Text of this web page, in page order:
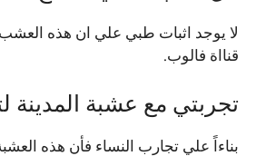
لا يوجد اثبات طبي علي ان هذه
قنااة فالوب.
تجربتي مع عشبة المدينة
بناءاً علي تجارب النساء فأن هذه